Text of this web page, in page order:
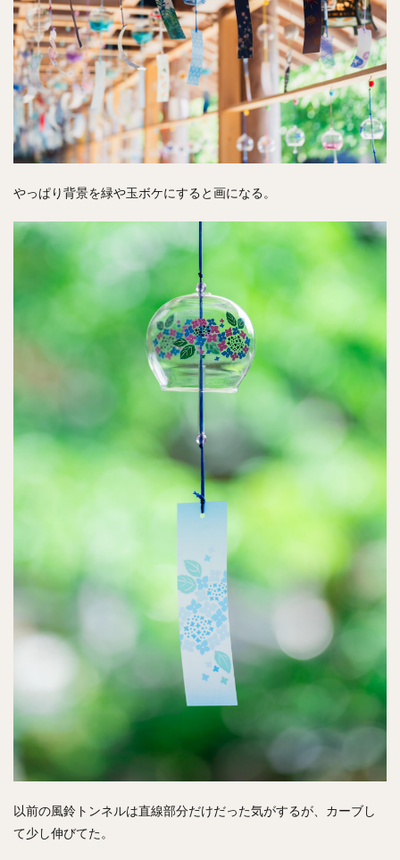
やっぱり背景を緑や玉ボケにすると画になる。
以前の風鈴トンネルは直線部分だけだった気がするが、カーブし
て少し伸びてた。